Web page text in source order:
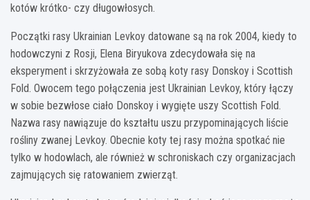
kotów krótko- czy długowłosych.
Początki rasy Ukrainian Levkoy datowane są na rok 2004, kiedy to
hodowczyni z Rosji, Elena Biryukova zdecydowała się na
eksperyment i skrzyżowała ze sobą koty rasy Donskoy i Scottish
Fold. Owocem tego połączenia jest Ukrainian Levkoy, który łączy
w sobie bezwłose ciało Donskoy i wygięte uszy Scottish Fold.
Nazwa rasy nawiązuje do kształtu uszu przypominających liście
rośliny zwanej Levkoy. Obecnie koty tej rasy można spotkać nie
tylko w hodowlach, ale również w schroniskach czy organizacjach
zajmujących się ratowaniem zwierząt.